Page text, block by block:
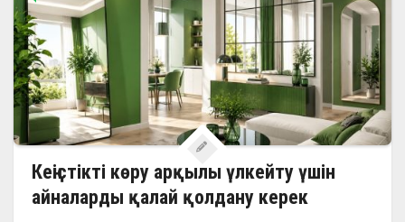
Кеңістікті көру арқылы үлкейту үшін
айналарды қалай қолдану керек